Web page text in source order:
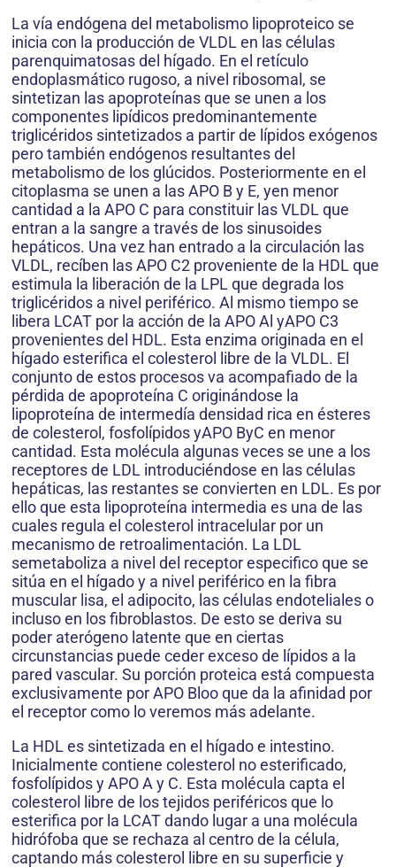
La vía endógena del metabolismo lipoproteico se
inicia con la producción de VLDL en las células
parenquimatosas del hígado. En el retículo
endoplasmático rugoso, a nivel ribosomal, se
sintetizan las apoproteínas que se unen a los
componentes lipídicos predominantemente
triglicéridos sintetizados a partir de lípidos exógenos
pero también endógenos resultantes del
metabolismo de los glúcidos. Posteriormente en el
citoplasma se unen a las APO B y E, yen menor
cantidad a la APO C para constituir las VLDL que
entran a la sangre a través de los sinusoides
hepáticos. Una vez han entrado a la circulación las
VLDL, recíben las APO C2 proveniente de la HDL que
estimula la liberación de la LPL que degrada los
triglicéridos a nivel periférico. Al mismo tiempo se
libera LCAT por la acción de la APO Al yAPO C3
provenientes del HDL. Esta enzima originada en el
hígado esterifica el colesterol libre de la VLDL. El
conjunto de estos procesos va acompafiado de la
pérdida de apoproteína C originándose la
lipoproteína de intermedía densidad rica en ésteres
de colesterol, fosfolípidos yAPO ByC en menor
cantidad. Esta molécula algunas veces se une a los
receptores de LDL introduciéndose en las células
hepáticas, las restantes se convierten en LDL. Es por
ello que esta lipoproteína intermedia es una de las
cuales regula el colesterol intracelular por un
mecanismo de retroalimentación. La LDL
semetaboliza a nivel del receptor especifico que se
sitúa en el hígado y a nivel periférico en la fibra
muscular lisa, el adipocito, las células endoteliales o
incluso en los fibroblastos. De esto se deriva su
poder aterógeno latente que en ciertas
circunstancias puede ceder exceso de lípidos a la
pared vascular. Su porción proteica está compuesta
exclusivamente por APO Bloo que da la afinidad por
el receptor como lo veremos más adelante.
La HDL es sintetizada en el hígado e intestino.
Inicialmente contiene colesterol no esterificado,
fosfolípidos y APO A y C. Esta molécula capta el
colesterol libre de los tejidos periféricos que lo
esterifica por la LCAT dando lugar a una molécula
hidrófoba que se rechaza al centro de la célula,
captando más colesterol libre en su superficie y